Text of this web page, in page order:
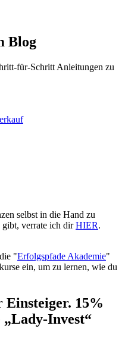
Blog
für-Schritt Anleitungen zu
selbst in die Hand zu
gibt, verrate ich dirHIER.
"Erfolgspfade Akademie"
ein, um zu lernen, wie du
15%
Invest“